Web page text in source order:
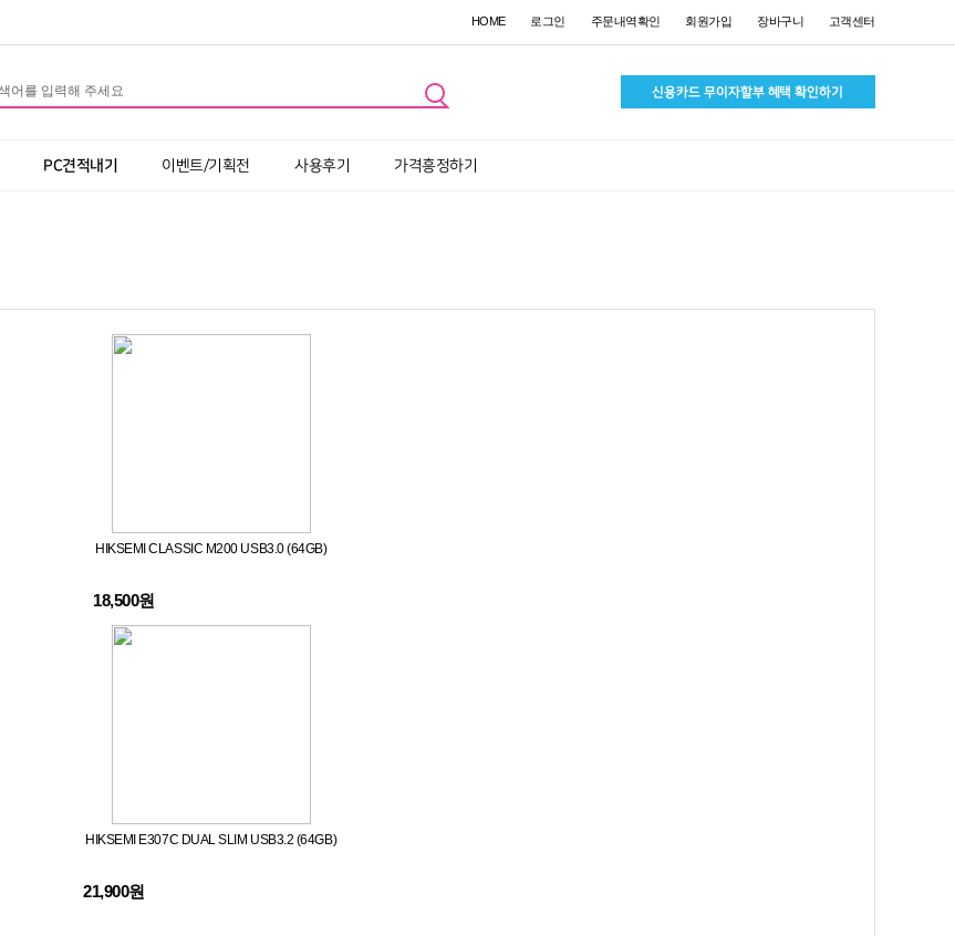
HOME 로그인 주문내역확인 회원가입 장바구니 고객센터
PC견적내기 이벤트/기획전 사용후기 가격흥정하기
HIKSEMI CLASSIC M200 USB3.0 (64GB)
18,500원
HIKSEMI E307C DUAL SLIM USB3.2 (64GB)
21,900원